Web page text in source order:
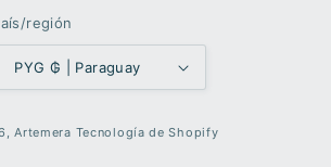
región
PYG ₲ | Paraguay
Artemera Tecnología de Shopify